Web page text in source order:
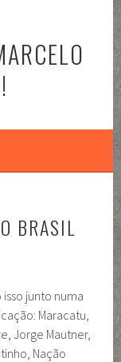
BRASIL
junto numa
Maracatu,
Jorge Mautner,
Nação